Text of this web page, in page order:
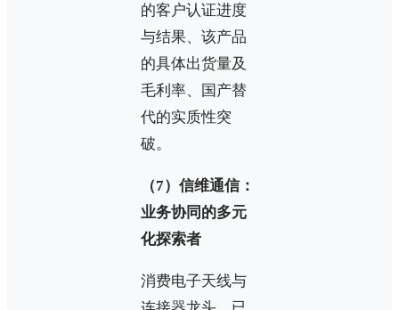
的客户认证进度
与结果、该产品
的具体出货量及
毛利率、国产替
代的实质性突
破。
（7）信维通信：
业务协同的多元
化探索者
消费电子天线与